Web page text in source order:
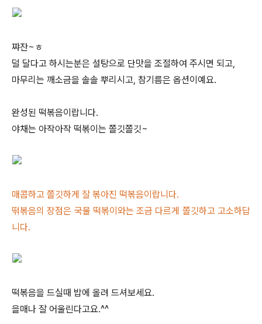
쨔잔~ㅎ
덜 달다고 하시는분은 설탕으로 단맛을 조절하여 주시면 되고,
마무리는 깨소금을 솔솔 뿌리시고, 참기름은 옵션이예요.
완성된 떡볶음이랍니다.
야채는 아작아작 떡볶이는 쫄깃쫄깃~
매콤하고 쫄깃하게 잘 볶아진 떡볶음이랍니다.
떢볶음의 장점은 국물 떡볶이와는 조금 다르게 쫄깃하고 고소하답
니다.
떡볶음을 드실때 밥에 올려 드셔보세요.
을매나 잘 어울린다고요.^^